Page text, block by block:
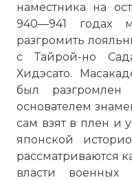
наместника на
940—941 годах
разгромить
с Тайрой-но
Хидэсато.
был разгромлен
основателем
сам взят в плен и
японской
рассматриваются
власти